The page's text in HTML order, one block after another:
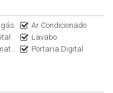
boa fonte de renda
lindo Apartamento.
gás
Ar Condicionado
Lavabo
Portaria Digital